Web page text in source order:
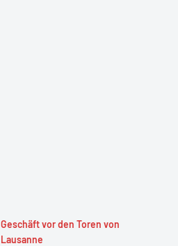
Geschäft vor den Toren von
Lausanne